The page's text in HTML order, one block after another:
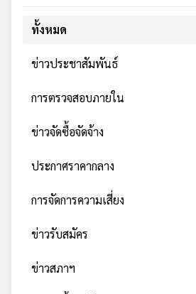
ทั้งหมด
ข่าวประชาสัมพันธ์
การตรวจสอบภายใน
ข่าวจัดซื้อจัดจ้าง
ประกาศราคากลาง
การจัดการความเสี่ยง
ข่าวรับสมัคร
ข่าวสภาฯ